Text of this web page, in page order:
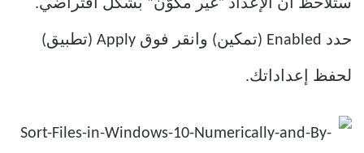
ستلاحظ أن الإعداد “غير مكوّن” بشكل افتراضي.
حدد Enabled (تمكين) وانقر فوق Apply (تطبيق)
لحفظ إعداداتك.